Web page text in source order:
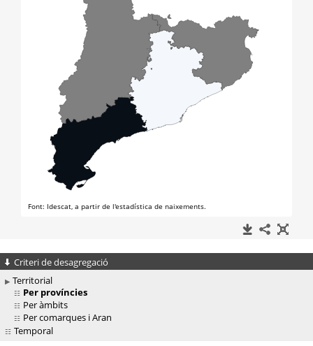
Criteri de desagregació
Territorial
Per províncies
Per àmbits
Per comarques i Aran
Temporal